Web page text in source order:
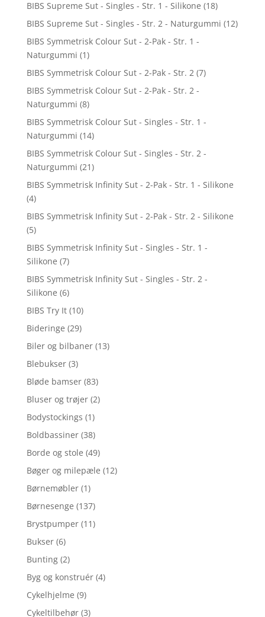
BIBS Supreme Sut - Singles - Str. 1 - Silikone (18)
BIBS Supreme Sut - Singles - Str. 2 - Naturgummi (12)
BIBS Symmetrisk Colour Sut - 2-Pak - Str. 1 -
Naturgummi (1)
BIBS Symmetrisk Colour Sut - 2-Pak - Str. 2 (7)
BIBS Symmetrisk Colour Sut - 2-Pak - Str. 2 -
Naturgummi (8)
BIBS Symmetrisk Colour Sut - Singles - Str. 1 -
Naturgummi (14)
BIBS Symmetrisk Colour Sut - Singles - Str. 2 -
Naturgummi (21)
BIBS Symmetrisk Infinity Sut - 2-Pak - Str. 1 - Silikone
(4)
BIBS Symmetrisk Infinity Sut - 2-Pak - Str. 2 - Silikone
(5)
BIBS Symmetrisk Infinity Sut - Singles - Str. 1 -
Silikone (7)
BIBS Symmetrisk Infinity Sut - Singles - Str. 2 -
Silikone (6)
BIBS Try It (10)
Bideringe (29)
Biler og bilbaner (13)
Blebukser (3)
Bløde bamser (83)
Bluser og trøjer (2)
Bodystockings (1)
Boldbassiner (38)
Borde og stole (49)
Bøger og milepæle (12)
Børnemøbler (1)
Børnesenge (137)
Brystpumper (11)
Bukser (6)
Bunting (2)
Byg og konstruér (4)
Cykelhjelme (9)
Cykeltilbehør (3)